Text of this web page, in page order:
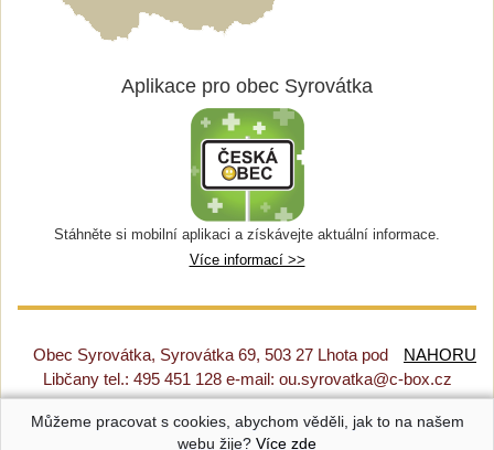
Aplikace pro obec Syrovátka
Stáhněte si mobilní aplikaci a získávejte aktuální informace.
Více informací >>
NAHORU
Obec Syrovátka, Syrovátka 69, 503 27 Lhota pod
Libčany tel.: 495 451 128 e-mail: ou.syrovatka@c-box.cz
Prohlášení o přístupnosti|Původní web|Nastavení cookies
Můžeme pracovat s cookies, abychom věděli, jak to na našem
webu žije? Více zde